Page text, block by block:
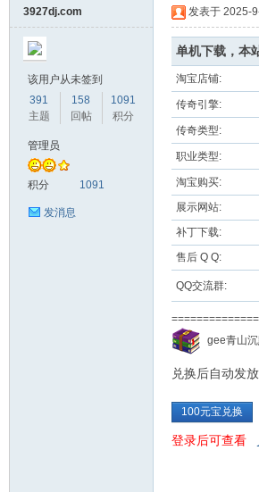
3927dj.com
该用户从未签到
391
主题
158
回帖
1091
积分
管理员
积分 1091
发消息
发表于 2025-
单机下载，本
淘宝店铺:
传奇引擎:
传奇类型:
职业类型:
淘宝购买:
展示网站:
补丁下载:
售后 Q Q:
QQ交流群:
gee青山
兑换后自动发
100元宝兑换
登录后可查看